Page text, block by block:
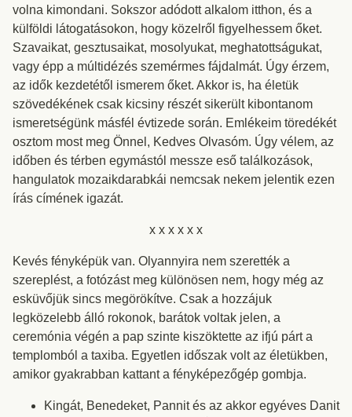
volna kimondani. Sokszor adódott alkalom itthon, és a
külföldi látogatásokon, hogy közelről figyelhessem őket.
Szavaikat, gesztusaikat, mosolyukat, meghatottságukat,
vagy épp a múltidézés szemérmes fájdalmát. Úgy érzem,
az idők kezdetétől ismerem őket. Akkor is, ha életük
szövedékének csak kicsiny részét sikerült kibontanom
ismeretségünk másfél évtizede során. Emlékeim töredékét
osztom most meg Önnel, Kedves Olvasóm. Úgy vélem, az
időben és térben egymástól messze eső találkozások,
hangulatok mozaikdarabkái nemcsak nekem jelentik ezen
írás címének igazát.
x x x x x x
Kevés fényképük van. Olyannyira nem szerették a
szereplést, a fotózást meg különösen nem, hogy még az
esküvőjük sincs megörökítve. Csak a hozzájuk
legközelebb álló rokonok, barátok voltak jelen, a
ceremónia végén a pap szinte kiszöktette az ifjú párt a
templomból a taxiba. Egyetlen időszak volt az életükben,
amikor gyakrabban kattant a fényképezőgép gombja.
Kingát, Benedeket, Pannit és az akkor egyéves Danit